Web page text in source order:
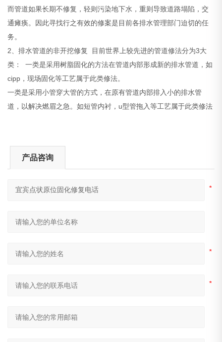
而管道如果长期不修复，轻则污染地下水，重则导致道路塌陷，交
通瘫痪。因此寻找行之有效的修案是目前各排水管理部门迫切的任
务。
2、排水管道的非开挖修复 目前世界上较先进的管道修法分为3大
类： 一类是采用树脂固化的方法在管道内部形成新的排水管道，如
cipp，现场固化等工艺属于此类修法。
一类是采用小管穿大管的方式，在原有管道内部排入小的排水管
道，以解决燃眉之急。如短管内衬，u型管拖入等工艺属于此类修法
产品咨询